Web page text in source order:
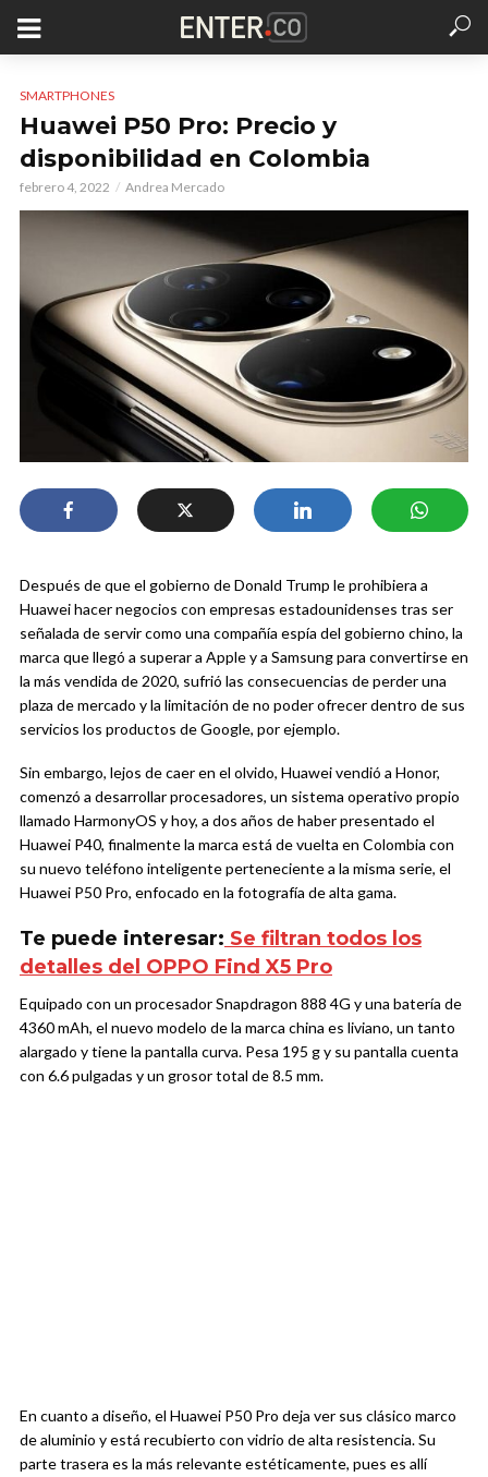
SMARTPHONES
Huawei P50 Pro: Precio y
disponibilidad en Colombia
febrero 4, 2022 Andrea Mercado
Después de que el gobierno de Donald Trump le prohibiera a
Huawei hacer negocios con empresas estadounidenses tras ser
señalada de servir como una compañía espía del gobierno chino, la
marca que llegó a superar a Apple y a Samsung para convertirse en
la más vendida de 2020, sufrió las consecuencias de perder una
plaza de mercado y la limitación de no poder ofrecer dentro de sus
servicios los productos de Google, por ejemplo.
Sin embargo, lejos de caer en el olvido, Huawei vendió a Honor,
comenzó a desarrollar procesadores, un sistema operativo propio
llamado HarmonyOS y hoy, a dos años de haber presentado el
Huawei P40, finalmente la marca está de vuelta en Colombia con
su nuevo teléfono inteligente perteneciente a la misma serie, el
Huawei P50 Pro, enfocado en la fotografía de alta gama.
Te puede interesar: Se filtran todos los
detalles del OPPO Find X5 Pro
Equipado con un procesador Snapdragon 888 4G y una batería de
4360 mAh, el nuevo modelo de la marca china es liviano, un tanto
alargado y tiene la pantalla curva. Pesa 195 g y su pantalla cuenta
con 6.6 pulgadas y un grosor total de 8.5 mm.
En cuanto a diseño, el Huawei P50 Pro deja ver sus clásico marco
de aluminio y está recubierto con vidrio de alta resistencia. Su
parte trasera es la más relevante estéticamente, pues es allí